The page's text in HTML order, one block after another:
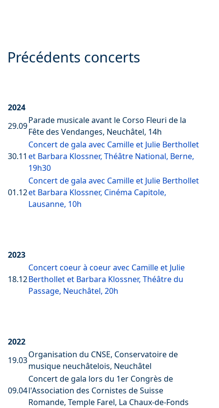
Précédents concerts
2024
29.09
Parade musicale avant le Corso Fleuri de la
Fête des Vendanges, Neuchâtel, 14h
30.11
Concert de gala avec Camille et Julie Berthollet
et Barbara Klossner, Théâtre National, Berne,
19h30
01.12
Concert de gala avec Camille et Julie Berthollet
et Barbara Klossner, Cinéma Capitole,
Lausanne, 10h
2023
18.12
Concert coeur à coeur avec Camille et Julie
Berthollet et Barbara Klossner, Théâtre du
Passage, Neuchâtel, 20h
2022
19.03
Organisation du CNSE, Conservatoire de
musique neuchâtelois, Neuchâtel
09.04
Concert de gala lors du 1er Congrès de
l'Association des Cornistes de Suisse
Romande, Temple Farel, La Chaux-de-Fonds